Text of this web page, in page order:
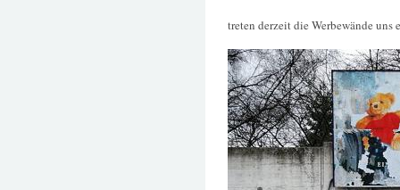
treten derzeit die Werbewände uns